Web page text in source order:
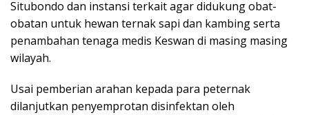
Situbondo dan instansi terkait agar didukung obat-
obatan untuk hewan ternak sapi dan kambing serta
penambahan tenaga medis Keswan di masing masing
wilayah.
Usai pemberian arahan kepada para peternak
dilanjutkan penyemprotan disinfektan oleh